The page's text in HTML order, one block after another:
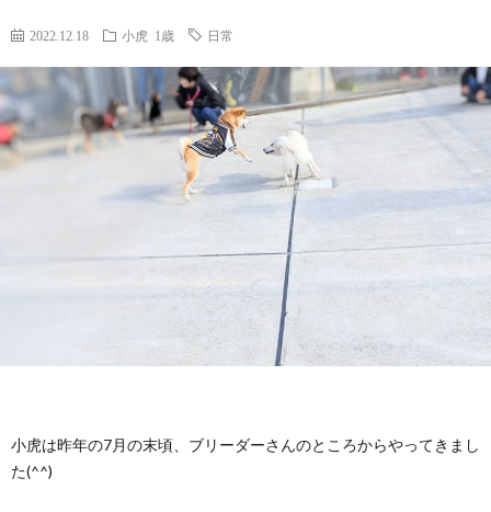
虎
い
小
成
2022.12.18 小虎 1歳 日常
小虎は昨年の7月の末頃、ブリーダーさんのところからやってきまし
た(^^)